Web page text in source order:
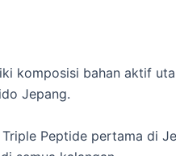
komposisi bahan aktif
Jepang.
Peptide pertama di